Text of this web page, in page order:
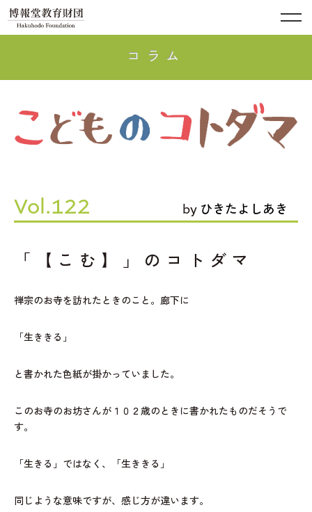
コラム
Vol.122 by ひきたよしあき
「【こむ】」のコトダマ
禅宗のお寺を訪れたときのこと。廊下に
「生ききる」
と書かれた色紙が掛かっていました。
このお寺のお坊さんが１０２歳のときに書かれたものだそうで
す。
「生きる」ではなく、「生ききる」
同じような意味ですが、感じ方が違います。